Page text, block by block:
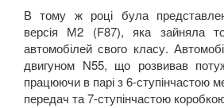
В тому ж році була
версія М2 (F87), яка зайняла
автомобілей свого класу.
двигуном N55, що розвивав
працюючи в парі з 6-ступінчастою
передач та 7-ступінчастою